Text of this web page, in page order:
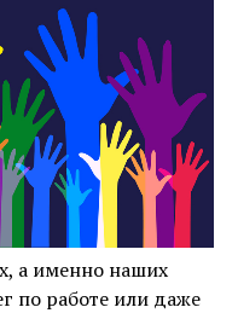
а именно наших
по работе или даже